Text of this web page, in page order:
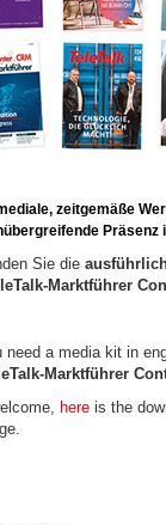
zeitgemäße
Präsenz
Sie die
Marktführer
need a media kit in
Marktführer
here is the